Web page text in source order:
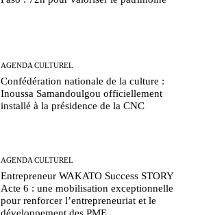
AGENDA CULTUREL
Confédération nationale de la culture :
Inoussa Samandoulgou officiellement
installé à la présidence de la CNC
AGENDA CULTUREL
Entrepreneur WAKATO Success STORY
Acte 6 : une mobilisation exceptionnelle
pour renforcer l’entrepreneuriat et le